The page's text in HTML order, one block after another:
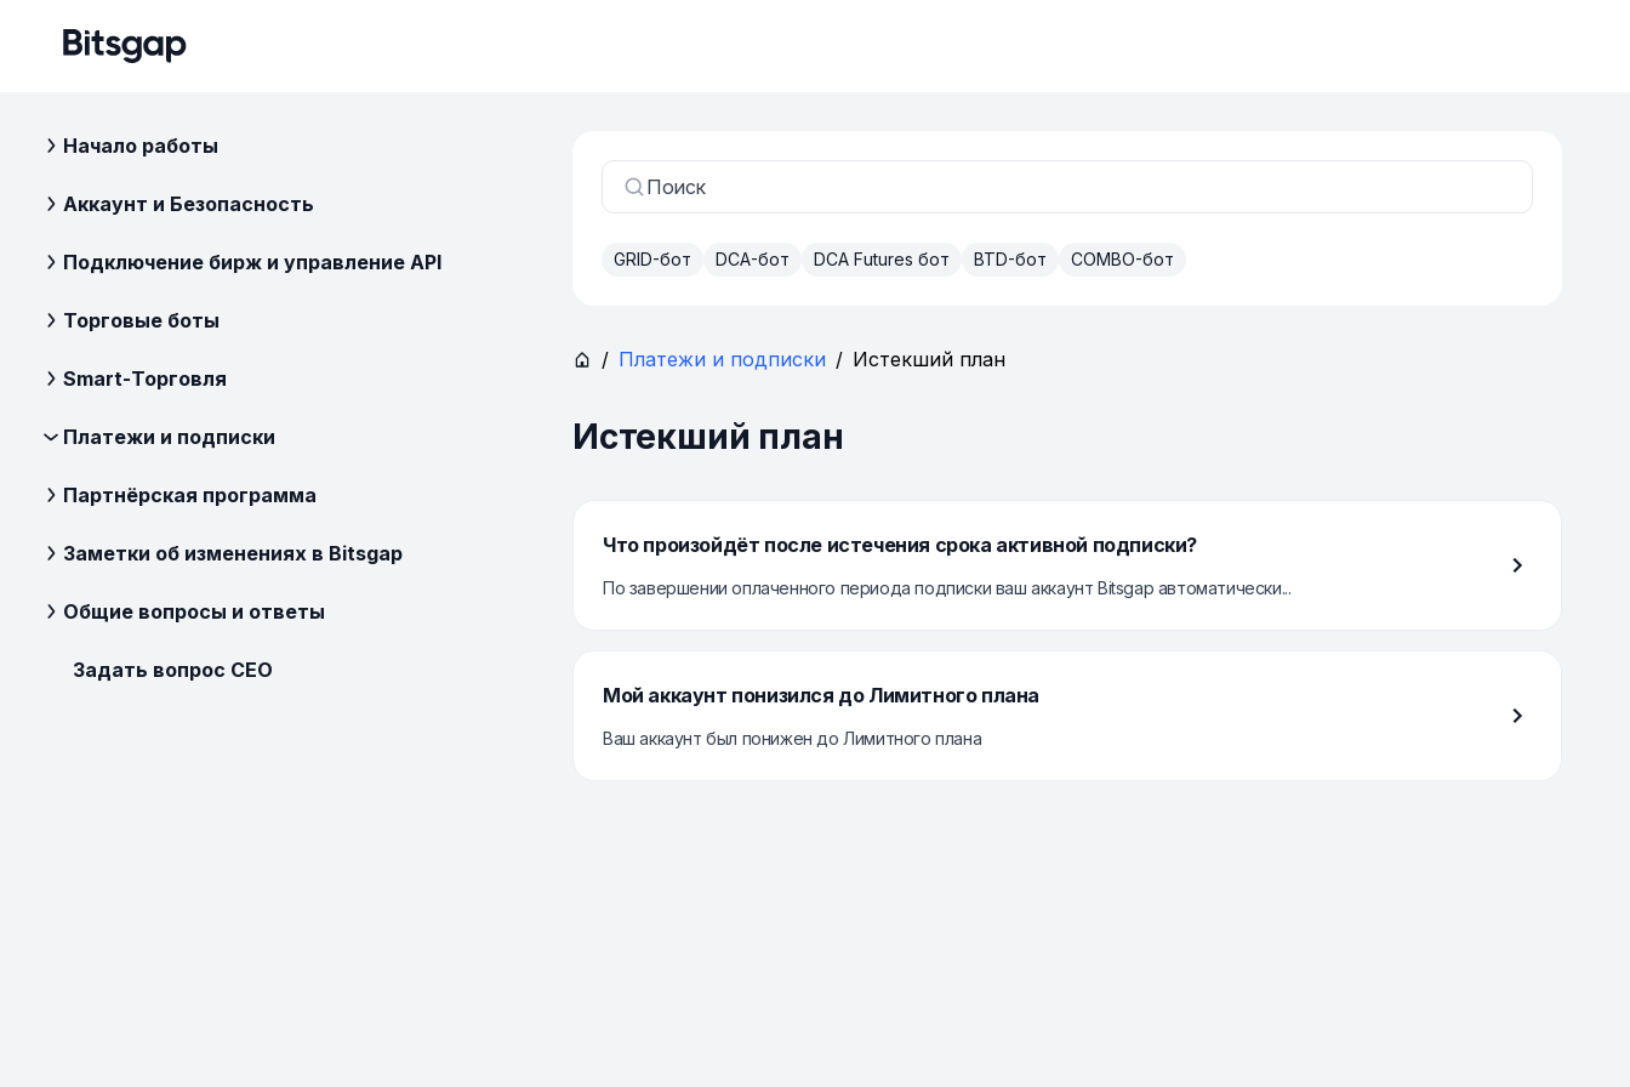
Начало работы
Аккаунт и Безопасность
Подключение бирж и управление API
Торговые боты
Smart-Торговля
Платежи и подписки
Партнёрская программа
Заметки об изменениях в Bitsgap
Общие вопросы и ответы
Задать вопрос CEO
Поиск
GRID-бот DCA-бот DCA Futures бот BTD-бот COMBO-бот
/ Платежи и подписки / Истекший план
Истекший план
Что произойдёт после истечения срока активной подписки?
По завершении оплаченного периода подписки ваш аккаунт Bitsgap автоматически...
Мой аккаунт понизился до Лимитного плана
Ваш аккаунт был понижен до Лимитного плана